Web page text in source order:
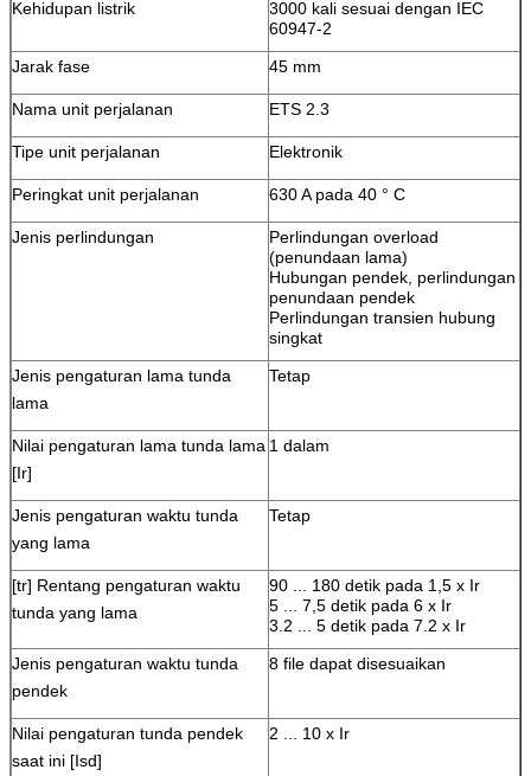
Kehidupan listrik
3000 kali sesuai dengan IEC
60947-2
Jarak fase
45 mm
Nama unit perjalanan ETS 2.3
Tipe unit perjalanan Elektronik
Peringkat unit perjalanan 630 A pada 40 ° C
Jenis perlindungan
Perlindungan overload
(penundaan lama)
Hubungan pendek, perlindungan
penundaan pendek
Perlindungan transien hubung
singkat
Jenis pengaturan lama tunda
lama
Tetap
Nilai pengaturan lama tunda lama
[Ir]
1 dalam
Jenis pengaturan waktu tunda
yang lama
Tetap
[tr] Rentang pengaturan waktu
tunda yang lama
90 ... 180 detik pada 1,5 x Ir
5 ... 7,5 detik pada 6 x Ir
3.2 ... 5 detik pada 7.2 x Ir
Jenis pengaturan waktu tunda
pendek
8 file dapat disesuaikan
Nilai pengaturan tunda pendek
saat ini [Isd]
2 ... 10 x Ir